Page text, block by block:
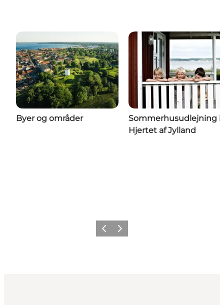
Byer og områder
Sommerhusudlejning i
Hjertet af Jylland
Forrige billede
Næste billede